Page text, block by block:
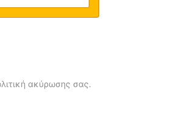
ακύρωσης σας.